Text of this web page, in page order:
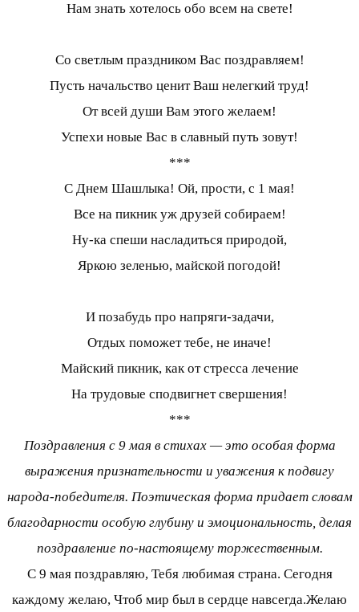
Нам знать хотелось обо всем на свете!
Со светлым праздником Вас поздравляем!
Пусть начальство ценит Ваш нелегкий труд!
От всей души Вам этого желаем!
Успехи новые Вас в славный путь зовут!
***
С Днем Шашлыка! Ой, прости, с 1 мая!
Все на пикник уж друзей собираем!
Ну-ка спеши насладиться природой,
Яркою зеленью, майской погодой!
И позабудь про напряги-задачи,
Отдых поможет тебе, не иначе!
Майский пикник, как от стресса лечение
На трудовые сподвигнет свершения!
***
Поздравления с 9 мая в стихах — это особая форма
выражения признательности и уважения к подвигу
народа-победителя. Поэтическая форма придает словам
благодарности особую глубину и эмоциональность, делая
поздравление по-настоящему торжественным.
С 9 мая поздравляю, Тебя любимая страна. Сегодня
каждому желаю, Чтоб мир был в сердце навсегда.Желаю